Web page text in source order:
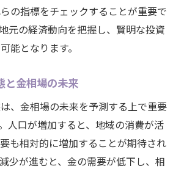
の指標をチェックすることが重要で
元の経済動向を把握し、賢明な投資
能となります。
と金相場の未来
、金相場の未来を予測する上で重要
人口が増加すると、地域の消費が活
も相対的に増加することが期待され
少が進むと、金の需要が低下し、相